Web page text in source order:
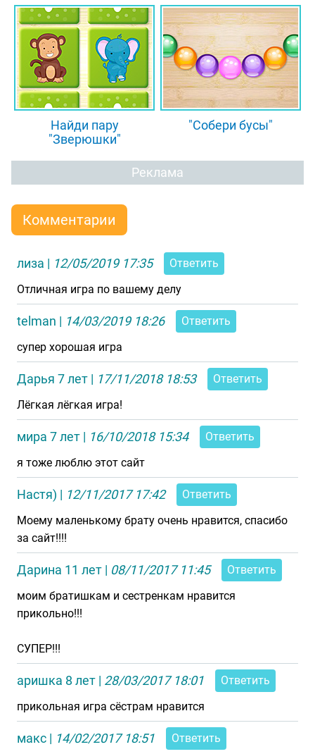
Найди пару
"Зверюшки"
"Собери бусы"
Реклама
Комментарии
лиза | 12/05/2019 17:35
Ответить
Отличная игра по вашему делу
telman | 14/03/2019 18:26
Ответить
cупер хорошая игра
Дарья 7 лет | 17/11/2018 18:53
Ответить
Лёгкая лёгкая игра!
мира 7 лет | 16/10/2018 15:34
Ответить
я тоже люблю этот сайт
Настя) | 12/11/2017 17:42
Ответить
Моему маленькому брату очень нравится, спасибо
за сайт!!!!
Дарина 11 лет | 08/11/2017 11:45
Ответить
моим братишкам и сестренкам нравится
прикольно!!!
СУПЕР!!!
аришка 8 лет | 28/03/2017 18:01
Ответить
прикольная игра сёстрам нравится
макс | 14/02/2017 18:51
Ответить